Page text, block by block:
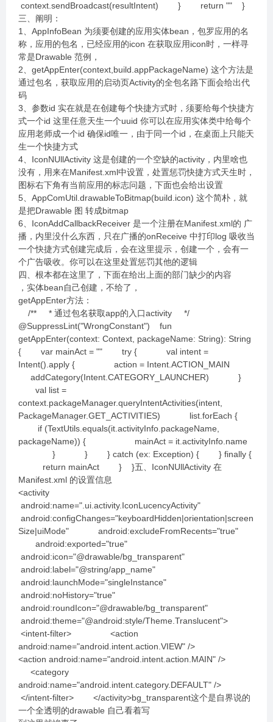
context.sendBroadcast(resultIntent) } return "" }
三、阐明：
1、AppInfoBean 为须要创建的应用实体bean，包罗应用的名
称，应用的包名，已经应用的icon 在获取应用icon时，一样寻
常是Drawable 范例，
2、getAppEnter(context,build.appPackageName) 这个方法是
通过包名，获取应用的启动页Activity的全包名路下面会给出代
码
3、参数id 实在就是在创建每个快捷方式时，须要给每个快捷方
式一个id 这里任意天生一个uuid 你可以在应用实体类中给每个
应用老师成一个id 确保id唯一，由于同一个id，在桌面上只能天
生一个快捷方式
4、IconNUllActivity 这是创建的一个空缺的activity，内里啥也
没有，用来在Manifest.xml中设置，处置惩罚快捷方式天生时，
图标右下角有当前应用的标志问题，下面也会给出设置
5、AppComUtil.drawableToBitmap(build.icon) 这个简朴，就
是把Drawable 图 转成bitmap
6、IconAddCallbackReceiver 是一个注册在Manifest.xml的 广
播，内里没什么东西，只在广播的onReceive 中打印log 吸收当
一个快捷方式创建完成后，会在这里提示，创建一个，会有一
个广告吸收。你可以在这里处置惩罚其他的逻辑
四、根本都在这里了，下面在给出上面的部门缺少的内容
，实体bean自己创建，不给了，
getAppEnter方法：
/** * 通过包名获取app的入口activity */
@SuppressLint("WrongConstant") fun
getAppEnter(context: Context, packageName: String): String
{ var mainAct = "" try { val intent =
Intent().apply { action = Intent.ACTION_MAIN
addCategory(Intent.CATEGORY_LAUNCHER) }
val list =
context.packageManager.queryIntentActivities(intent,
PackageManager.GET_ACTIVITIES) list.forEach {
if (TextUtils.equals(it.activityInfo.packageName,
packageName)) { mainAct = it.activityInfo.name
} } } catch (ex: Exception) { } finally {
return mainAct } }五、IconNUllActivity 在
Manifest.xml 的设置信息
<activity
android:name=".ui.activity.IconLucencyActivity"
android:configChanges="keyboardHidden|orientation|screen
Size|uiMode" android:excludeFromRecents="true"
android:exported="true"
android:icon="@drawable/bg_transparent"
android:label="@string/app_name"
android:launchMode="singleInstance"
android:noHistory="true"
android:roundIcon="@drawable/bg_transparent"
android:theme="@android:style/Theme.Translucent">
<intent-filter> <action
android:name="android.intent.action.VIEW" />
<action android:name="android.intent.action.MAIN" />
<category
android:name="android.intent.category.DEFAULT" />
</intent-filter> </activity>bg_transparent这个是自界说的
一个全透明的drawable 自己看着写